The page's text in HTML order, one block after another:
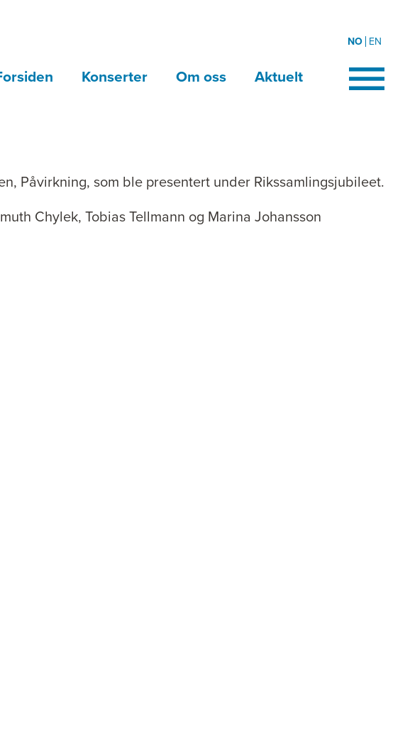
NO EN
Konserter Om oss Aktuelt
Påvirkning, som ble presentert under Rikssamlingsjubileet.
Chylek, Tobias Tellmann og Marina Johansson